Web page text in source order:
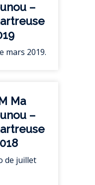
–
mars 2019.
Ma
–
de juillet